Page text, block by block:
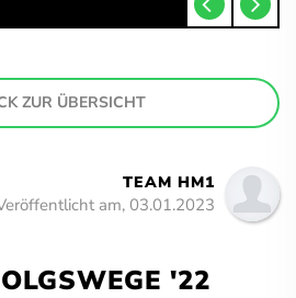
ZUR ÜBERSICHT
TEAM HM1
am, 03.01.2023
'22